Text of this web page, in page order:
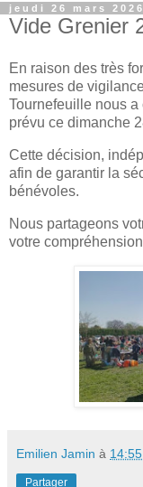
jeudi 26 mars 2026
Vide Grenier
En raison des très
mesures de
Tournefeuille nous
prévu ce dimanche
Cette décision,
afin de garantir la
bénévoles.
Nous partageons
votre
Emilien Jamin à 14:55
Partager